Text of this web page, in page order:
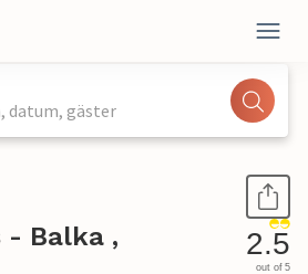
datum, gäster
- Balka ,
2.5
out of 5